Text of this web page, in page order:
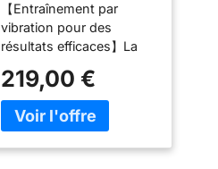
Fit, Rock n Fit,
Machine à
d'exercice
Vibrations,
Vibrations pour
l'entraînement de
Tout Le Corps pour
la Maison, Combat
【Entraînement par
vibration pour des
résultats efficaces】La
Wonder Fit est un
équipement innovant
conçu aussi bien pour
219,00 €